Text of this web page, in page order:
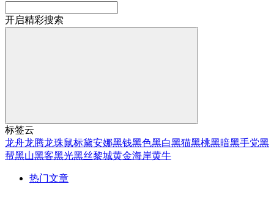
开启精彩搜索
标签云
龙舟龙腾龙珠鼠标黛安娜黑钱黑色黑白黑猫黑桃黑暗黑手党黑
帮黑山黑客黑光黑丝黎城黄金海岸黄牛
热门文章